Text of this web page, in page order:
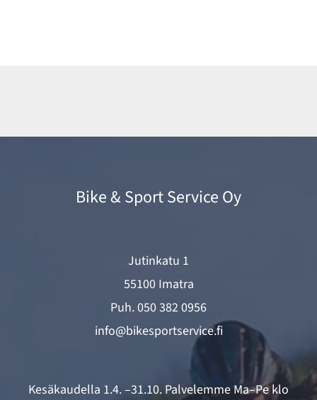
Bike & Sport Service Oy
Jutinkatu 1
55100 Imatra
Puh.050 382 0956
info@bikesportservice.fi
Kesäkaudella 1.4. –31.10. Palvelemme Ma–Pe klo